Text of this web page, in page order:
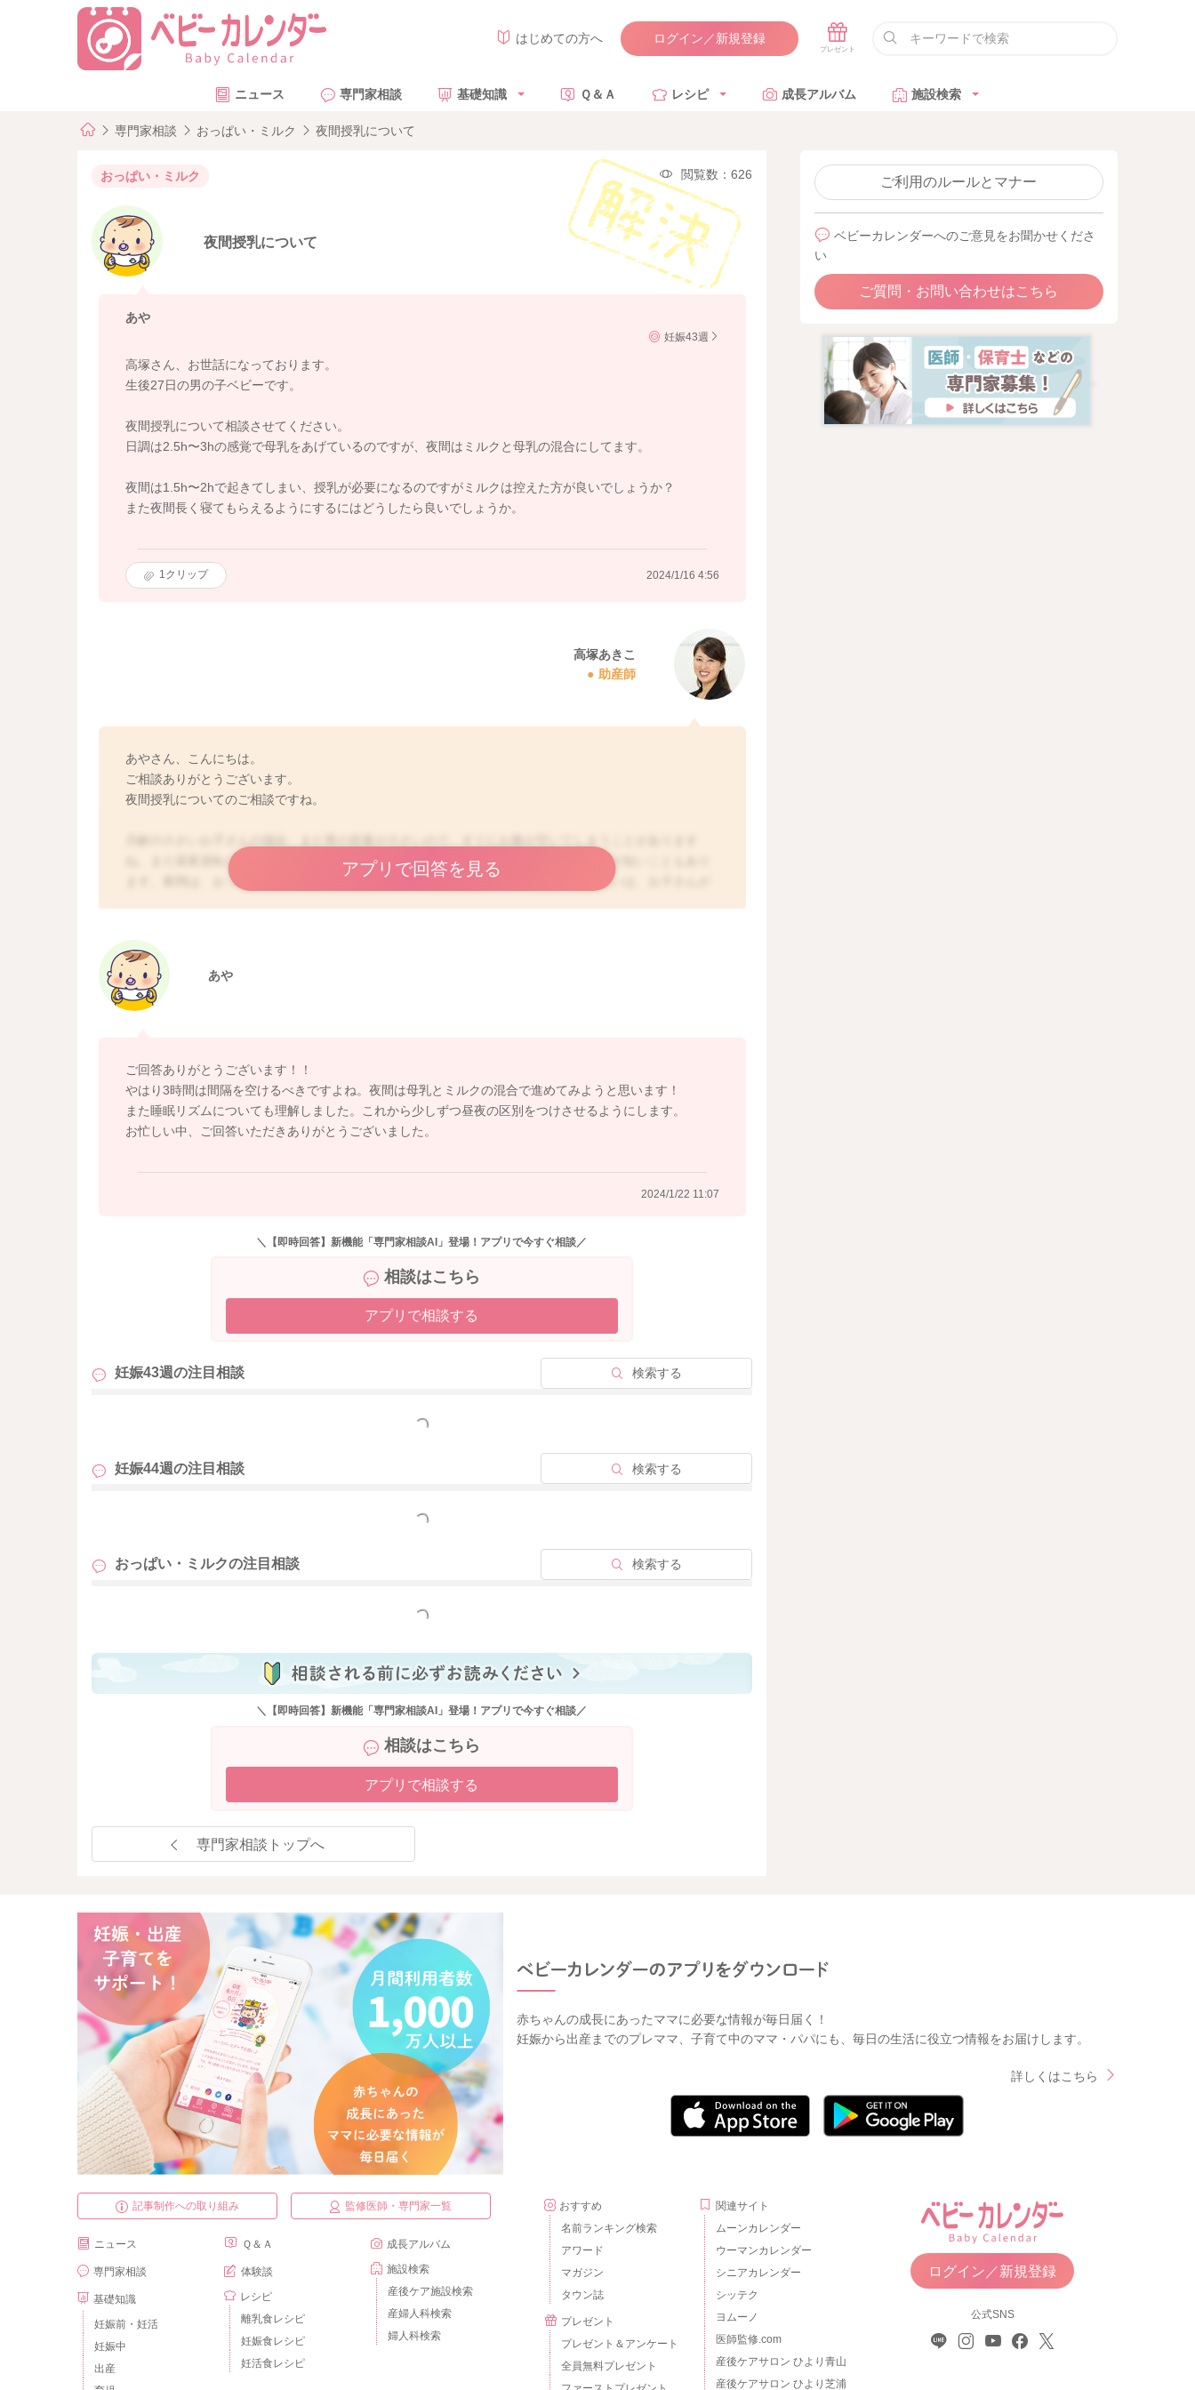
はじめての方へ ログイン／新規登録
ニュース 専門家相談 基礎知識 Ｑ＆Ａ レシピ 成長アルバム 施設検索
専門家相談 おっぱい・ミルク 夜間授乳について
おっぱい・ミルク 閲覧数：626
夜間授乳について
あや
妊娠43週
高塚さん、お世話になっております。
生後27日の男の子ベビーです。
夜間授乳について相談させてください。
日調は2.5h〜3hの感覚で母乳をあげているのですが、夜間はミルクと母乳の混合にしてます。
夜間は1.5h〜2hで起きてしまい、授乳が必要になるのですがミルクは控えた方が良いでしょうか？
また夜間長く寝てもらえるようにするにはどうしたら良いでしょうか。
1クリップ 2024/1/16 4:56
高塚あきこ
助産師
あやさん、こんにちは。
ご相談ありがとうございます。
夜間授乳についてのご相談ですね。
ね。まだ昼夜逆転しているお子さんも多い時期なので、日中よりも夜間の方が授乳間隔が短いこともあり
ます。夜間は、おっぱいとミルクの混合授乳をなさっているのですね。基本的におっぱいは、お子さんが
いで授乳になるのであれば、2回に1回程度でミルクを補足していただくといいように思いますよ。また、
夜まとまって寝てくれるようになるのは、早いお子さんでも生後2〜3ヶ月、時間のかかるお子さんでは生
後半年くらいで睡眠リズムがついてくると言われます。 お子さんは一度にたくさん飲めないですし、ママ
さんの気配が感じられないことに不安を覚えるので、おっぱいを飲むことでママさんは近くにいてくれる
今の時期はお子さんの欲求に合わせて寝かせてあげたり、おっぱいをあげて良い時期です。 2〜3ヶ月くら
いになったら、朝起こすようになさって、次第に昼夜の区別をつけるようになさると良いですね。
アプリで回答を見る
あや
ご回答ありがとうございます！！
やはり3時間は間隔を空けるべきですよね。夜間は母乳とミルクの混合で進めてみようと思います！
また睡眠リズムについても理解しました。これから少しずつ昼夜の区別をつけさせるようにします。
お忙しい中、ご回答いただきありがとうございました。
2024/1/22 11:07
＼【即時回答】新機能「専門家相談AI」登場！アプリで今すぐ相談／
相談はこちら
アプリで相談する
妊娠43週の注目相談 検索する
もっと見る
妊娠44週の注目相談 検索する
もっと見る
おっぱい・ミルクの注目相談 検索する
もっと見る
＼【即時回答】新機能「専門家相談AI」登場！アプリで今すぐ相談／
相談はこちら
アプリで相談する
専門家相談トップへ
ご利用のルールとマナー
ベビーカレンダーへのご意見をお聞かせくださ
い
ご質問・お問い合わせはこちら
赤ちゃんの成長にあったママに必要な情報が毎日届く！
妊娠から出産までのプレママ、子育て中のママ・パパにも、毎日の生活に役立つ情報をお届けします。
詳しくはこちら
記事制作への取り組み 監修医師・専門家一覧
ニュース
専門家相談
基礎知識
妊娠前・妊活
妊娠中
出産
Ｑ＆Ａ
体験談
レシピ
離乳食レシピ
妊娠食レシピ
妊活食レシピ
成長アルバム
施設検索
産後ケア施設検索
産婦人科検索
婦人科検索
おすすめ
名前ランキング検索
アワード
マガジン
タウン誌
プレゼント
プレゼント＆アンケート
全員無料プレゼント
関連サイト
ムーンカレンダー
ウーマンカレンダー
シニアカレンダー
シッテク
ヨムーノ
医師監修.com
産後ケアサロン ひより青山
産後ケアサロン ひより芝浦
ログイン／新規登録
公式SNS